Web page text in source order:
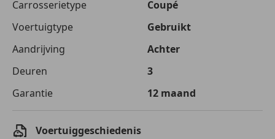
Carrosserietype
Coupé
Voertuigtype
Gebruikt
Aandrijving
Achter
Deuren
3
Garantie
12 maand
Voertuiggeschiedenis